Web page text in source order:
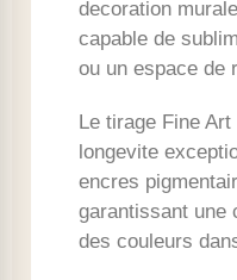
decoration
capable de
ou un espace de
Le tirage Fine Art
longevite
encres
garantissant une
des couleurs